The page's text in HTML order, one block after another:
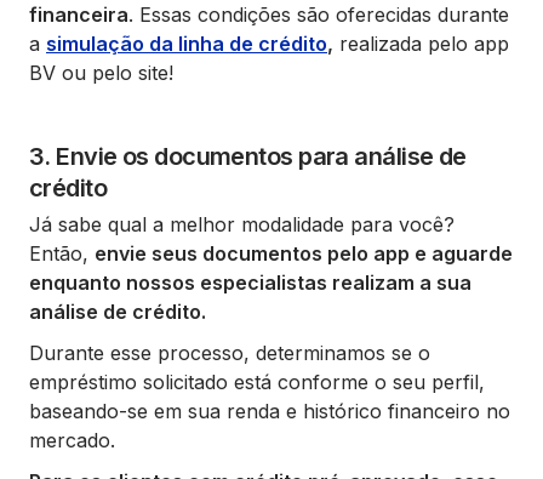
financeira. Essas condições são oferecidas durante
a simulação da linha de crédito, realizada pelo app
BV ou pelo site!
3. Envie os documentos para análise de
crédito
Já sabe qual a melhor modalidade para você?
Então, envie seus documentos pelo app e aguarde
enquanto nossos especialistas realizam a sua
análise de crédito.
Durante esse processo, determinamos se o
empréstimo solicitado está conforme o seu perfil,
baseando-se em sua renda e histórico financeiro no
mercado.